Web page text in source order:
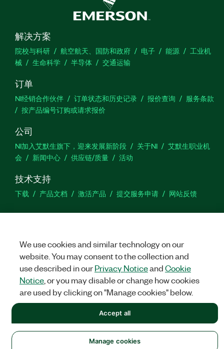
解决方案
院校与科研 航空航天、国防和政府 电子 能源
工业机
械
生命科学 半导体 交通运输
订单
NI经销合作伙伴 订单状态和历史记录 报价查询
服务条款
按产品编号订购或请求报价
公司
NI加入艾默生旗下，迎来发展新阶段 关于NI
艾默生职业机
会
新闻中心 供应链/质量 活动
技术支持
下载 产品文档 激活产品 提交服务申请 网站反馈
法律信息|IMPRINT|中国特定隐私声明|隐私声明|Manage
cookies
NATIONAL INSTRUMENTS CORP. 恩艾 (中国) 仪器有限公司 版权所
有.沪ICP备09002359号. 沪公网安备 31011502018878号
We use cookies and similar technology on our
website. You may consent to the collection and
use described in ourPrivacy NoticeandCookie
Notice, or you may disable or change how cookies
are used by clicking on "Manage cookies" below.
Manage cookies
Accept all